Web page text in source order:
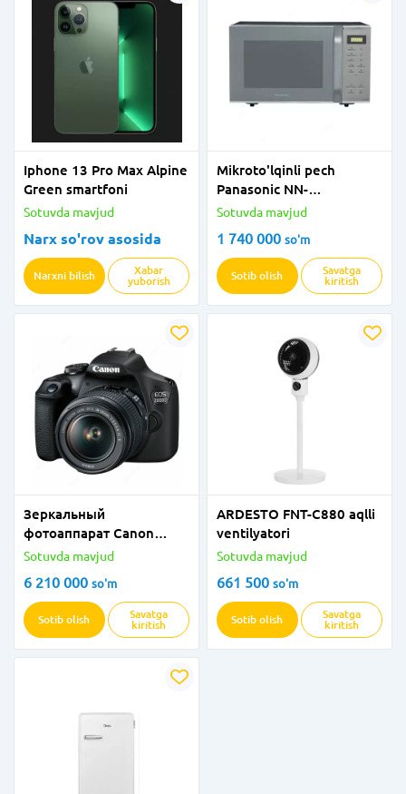
Iphone 13 Pro Max Alpine
Green smartfoni
Sotuvda mavjud
Narx so'rov asosida
Narxni bilish
Xabar
yuborish
Mikroto'lqinli pech
Panasonic NN-
ST32MMZPE (Solo 25l)+
qiluvchi 2E-U03VES3M
Sotuvda mavjud
1 740 000 so'm
Sotib olish
Savatga
kiritish
Зеркальный
фотоаппарат Canon
2000D
Sotuvda mavjud
6 210 000 so'm
Sotib olish
Savatga
kiritish
ARDESTO FNT-C880 aqlli
ventilyatori
Sotuvda mavjud
661 500 so'm
Sotib olish
Savatga
kiritish